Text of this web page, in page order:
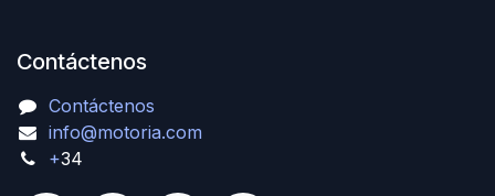
Contáctenos
Contáctenos
info@motoria.com
+34